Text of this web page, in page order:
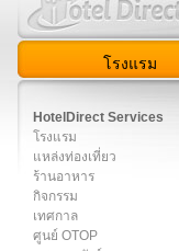
โรงแรม
HotelDirect Services
โรงแรม
แหล่งท่องเที่ยว
ร้านอาหาร
กิจกรรม
เทศกาล
ศูนย์ OTOP